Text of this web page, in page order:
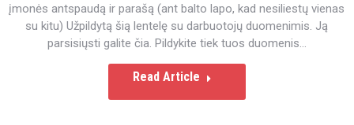
įmonės antspaudą ir parašą (ant balto lapo, kad nesiliestų vienas
su kitu) Užpildytą šią lentelę su darbuotojų duomenimis. Ją
parsisiųsti galite čia. Pildykite tiek tuos duomenis…
Read Article